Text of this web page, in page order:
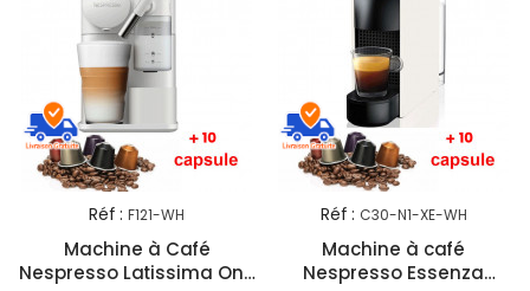
Réf : F121-WH
Machine à Café
Nespresso Latissima One
Réf : C30-N1-XE-WH
Machine à café
Nespresso Essenza